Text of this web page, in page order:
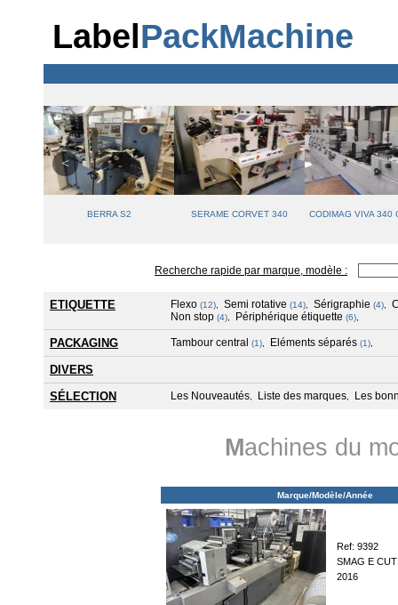
Label PackMachine
BERRA S2 SERAME CORVET 340 CODIMAG VIVA 340
Recherche rapide par marque, modèle :
ETIQUETTE Flexo (12) Semi rotative (14) Sérigraphie (4)
Non stop (4) Périphérique étiquette (6)
PACKAGING Tambour central (1) Eléments séparés (1)
DIVERS
SÉLECTION
Les Nouveautés Liste des marques Les
Machines du
Marque/Modèle/Année
Ref: 9392
SMAG E CUT
2016